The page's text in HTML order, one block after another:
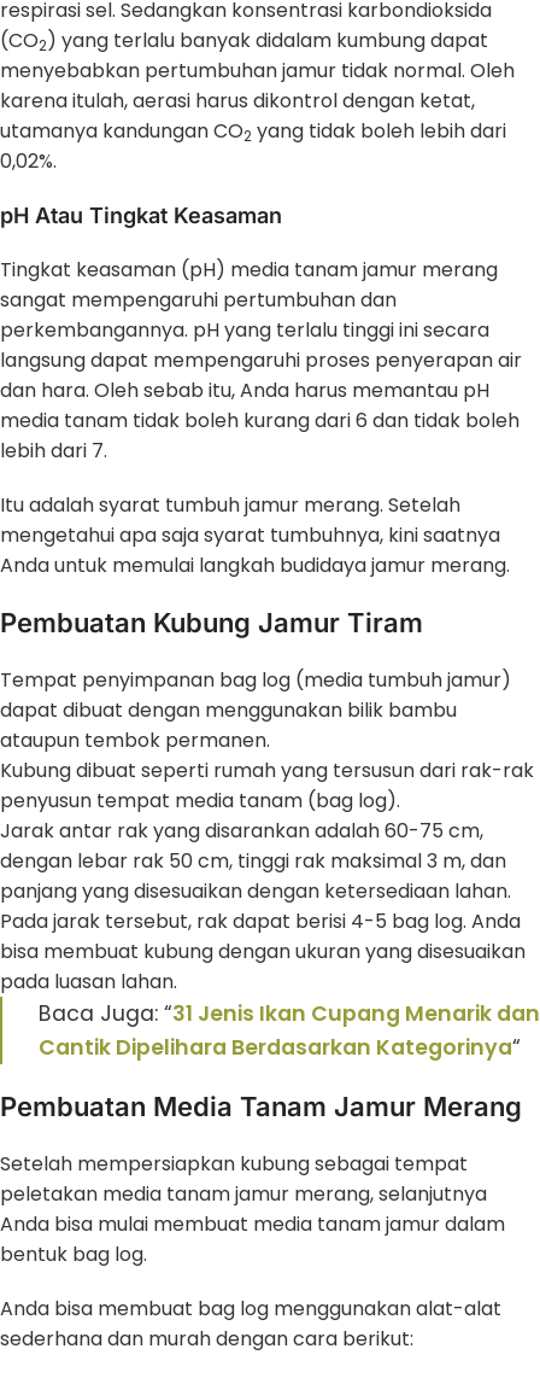
respirasi sel. Sedangkan konsentrasi karbondioksida
(CO2) yang terlalu banyak didalam kumbung dapat
menyebabkan pertumbuhan jamur tidak normal. Oleh
karena itulah, aerasi harus dikontrol dengan ketat,
utamanya kandungan CO2 yang tidak boleh lebih dari
0,02%.
pH Atau Tingkat Keasaman
Tingkat keasaman (pH) media tanam jamur merang
sangat mempengaruhi pertumbuhan dan
perkembangannya. pH yang terlalu tinggi ini secara
langsung dapat mempengaruhi proses penyerapan air
dan hara. Oleh sebab itu, Anda harus memantau pH
media tanam tidak boleh kurang dari 6 dan tidak boleh
lebih dari 7.
Itu adalah syarat tumbuh jamur merang. Setelah
mengetahui apa saja syarat tumbuhnya, kini saatnya
Anda untuk memulai langkah budidaya jamur merang.
Pembuatan Kubung Jamur Tiram
Tempat penyimpanan bag log (media tumbuh jamur)
dapat dibuat dengan menggunakan bilik bambu
ataupun tembok permanen.
Kubung dibuat seperti rumah yang tersusun dari rak-rak
penyusun tempat media tanam (bag log).
Jarak antar rak yang disarankan adalah 60-75 cm,
dengan lebar rak 50 cm, tinggi rak maksimal 3 m, dan
panjang yang disesuaikan dengan ketersediaan lahan.
Pada jarak tersebut, rak dapat berisi 4-5 bag log. Anda
bisa membuat kubung dengan ukuran yang disesuaikan
pada luasan lahan.
Baca Juga: “31 Jenis Ikan Cupang Menarik dan
Cantik Dipelihara Berdasarkan Kategorinya“
Pembuatan Media Tanam Jamur Merang
Setelah mempersiapkan kubung sebagai tempat
peletakan media tanam jamur merang, selanjutnya
Anda bisa mulai membuat media tanam jamur dalam
bentuk bag log.
Anda bisa membuat bag log menggunakan alat-alat
sederhana dan murah dengan cara berikut: